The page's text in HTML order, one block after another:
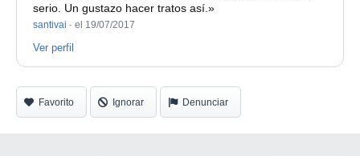
serio. Un gustazo hacer tratos así.»
santivai · el 19/07/2017
Ver perfil
Favorito Ignorar Denunciar